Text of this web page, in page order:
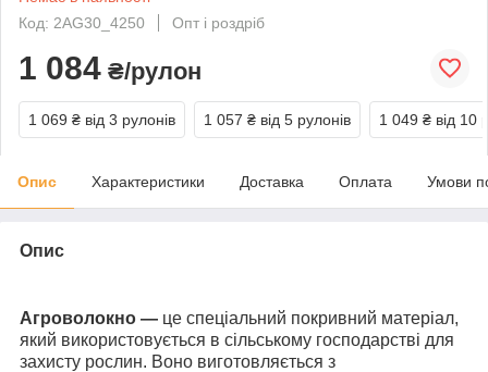
Код: 2AG30_4250
Опт і роздріб
1 084 ₴/рулон
1 069 ₴ від 3 рулонів 1 057 ₴ від 5 рулонів 1 049 ₴ від 10
Опис Характеристики Доставка Оплата Умови
Опис
Агроволокно — це спеціальний покривний матеріал,
який використовується в сільському господарстві для
захисту рослин. Воно виготовляється з